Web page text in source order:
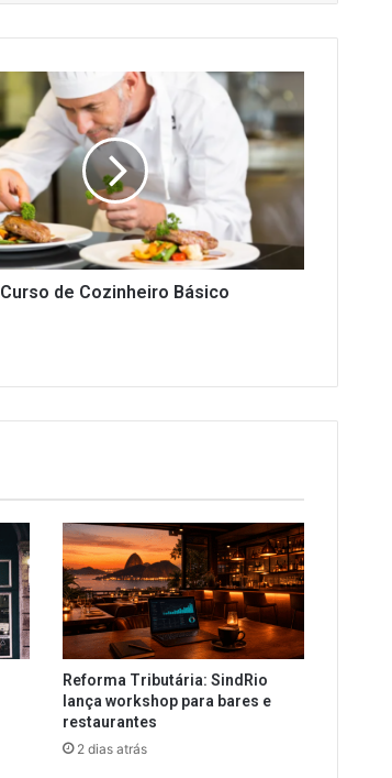
Curso de Cozinheiro Básico
Reforma Tributária: SindRio
lança workshop para bares e
restaurantes
2 dias atrás